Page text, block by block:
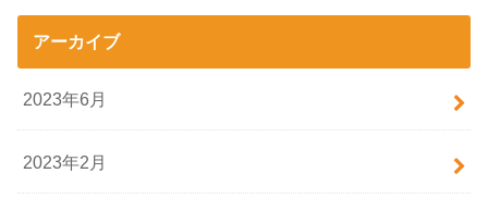
アーカイブ
2023年6月
2023年2月